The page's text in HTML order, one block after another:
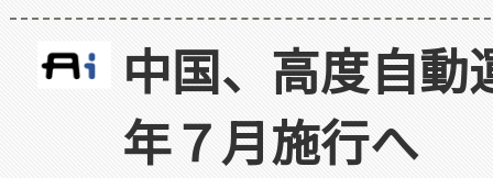
中国、高度自
年７月施行へ